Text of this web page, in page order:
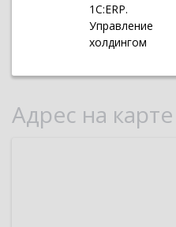
1С:ERP.
Управление
холдингом
Адрес на карте